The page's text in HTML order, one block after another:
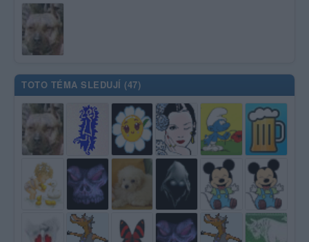
TOTO TÉMA SLEDUJÍ (47)